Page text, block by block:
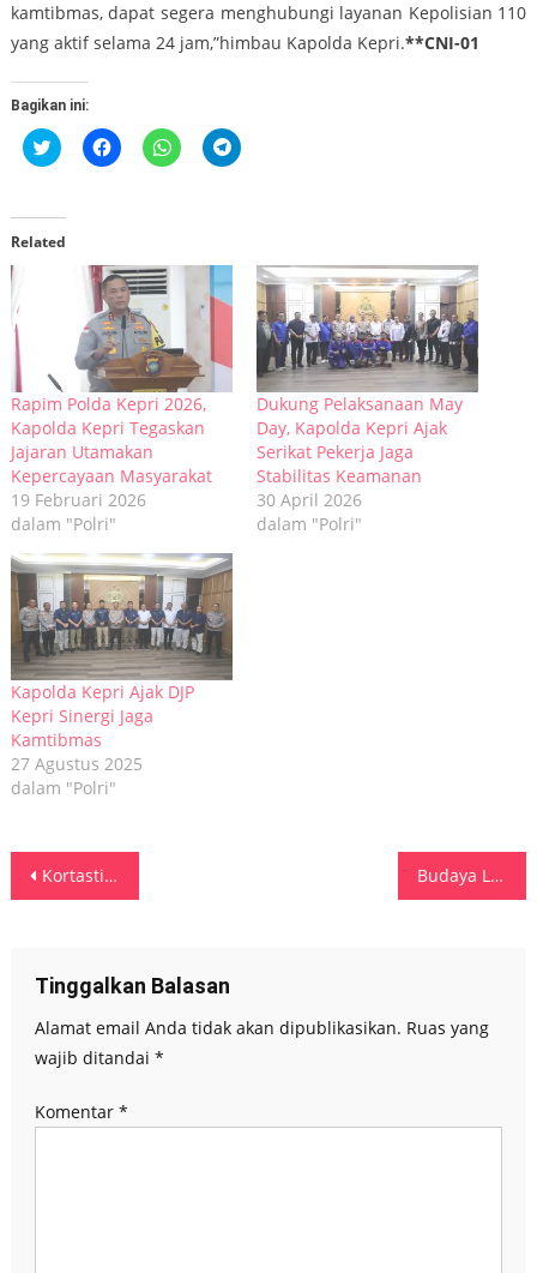
kamtibmas, dapat segera menghubungi layanan Kepolisian 110
yang aktif selama 24 jam,”himbau Kapolda Kepri.**CNI-01
Bagikan ini:
Klik
untuk
di
jendela
yang
baru)
Klik
untuk
baru)
Klik
untuk
baru)
Klik
untuk
baru)
Related
Rapim Polda Kepri 2026,
Kapolda Kepri Tegaskan
Jajaran Utamakan
Kepercayaan Masyarakat
19 Februari 2026
dalam "Polri"
Dukung Pelaksanaan May
Day, Kapolda Kepri Ajak
Serikat Pekerja Jaga
Stabilitas Keamanan
30 April 2026
dalam "Polri"
Kapolda Kepri Ajak DJP
Kepri Sinergi Jaga
Kamtibmas
27 Agustus 2025
dalam "Polri"
Navigasi
Kortastipidkor Polri Geledah Kantor WIKA, Usut Dugaan Korupsi Proyek Modernisasi Pabrik Gula Asembagus Rp 645 Miliar Budaya Lokal Jadi Pilar Generasi Emas 2045, Wawali Ambon Dorong Pendidikan Berbasis Identitas Daerah
Tinggalkan Balasan
Alamat email Anda tidak akan dipublikasikan. Ruas yang
wajib ditandai *
Komentar *